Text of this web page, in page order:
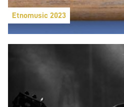
Etnomusic 2023